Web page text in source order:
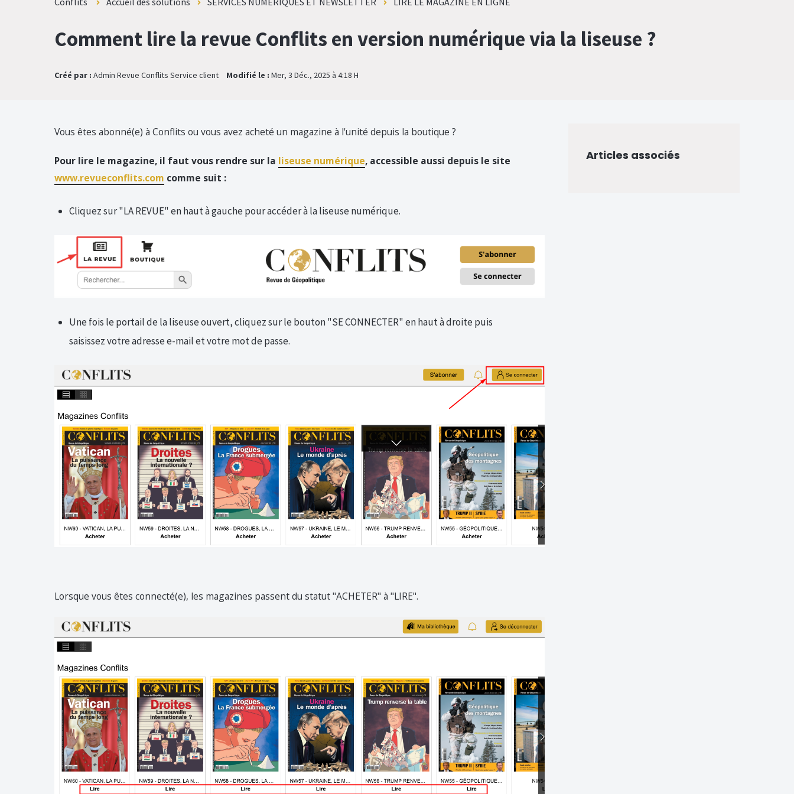
Comment lire la revue Conflits en version numérique via la liseuse ?
Créé par : Admin Revue Conflits Service client Modifié le : Mer, 3 Déc., 2025 à 4:18 H
Vous êtes abonné(e) à Conflits ou vous avez acheté un magazine à l'unité depuis la boutique ?
Pour lire le magazine, il faut vous rendre sur la liseuse numérique, accessible aussi depuis le site
www.revueconflits.com comme suit :
Cliquez sur "LA REVUE" en haut à gauche pour accéder à la liseuse numérique.
Une fois le portail de la liseuse ouvert, cliquez sur le bouton "SE CONNECTER" en haut à droite puis
saisissez votre adresse e-mail et votre mot de passe.
Lorsque vous êtes connecté(e), les magazines passent du statut "ACHETER" à "LIRE".
Articles associés